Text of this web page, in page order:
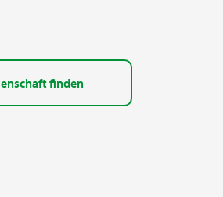
finden